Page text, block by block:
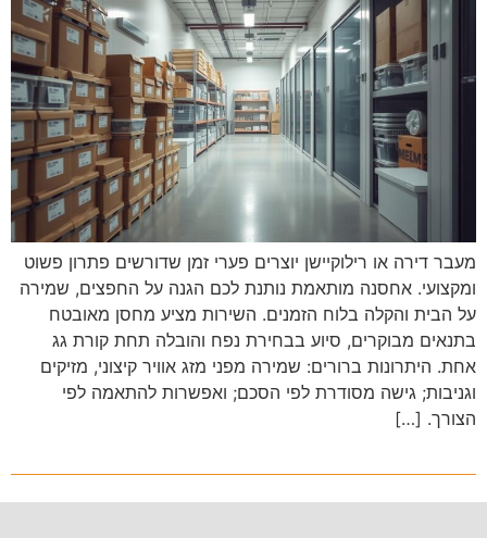
מעבר דירה או רילוקיישן יוצרים פערי זמן שדורשים פתרון פשוט
ומקצועי. אחסנה מותאמת נותנת לכם הגנה על החפצים, שמירה
על הבית והקלה בלוח הזמנים. השירות מציע מחסן מאובטח
בתנאים מבוקרים, סיוע בבחירת נפח והובלה תחת קורת גג
אחת. היתרונות ברורים: שמירה מפני מזג אוויר קיצוני, מזיקים
וגניבות; גישה מסודרת לפי הסכם; ואפשרות להתאמה לפי
הצורך. […]